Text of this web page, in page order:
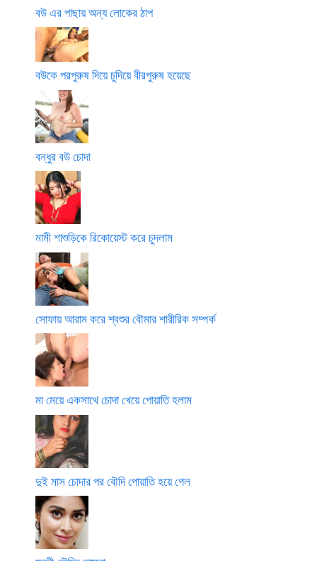
বউ এর পাছায় অন্য লোকের ঠাপ
বউকে পরপুরুষ দিয়ে চুদিয়ে বীরপুরুষ হয়েছে
বন্ধুর বউ চোদা
মামী শাশুড়িকে রিকোয়েস্ট করে চুদলাম
সোফায় আরাম করে শ্বশুর বৌমার শারীরিক সম্পর্ক
মা মেয়ে একসাথে চোদা খেয়ে পোয়াতি হলাম
দুই মাস চোদার পর বৌদি পোয়াতি হয়ে গেল